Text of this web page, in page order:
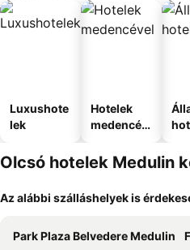
Luxushote
lek
Hotelek
medencév
Olcsó hotelek Medulin
Az alábbi szálláshelyek is
Park Plaza Belvedere Medulin